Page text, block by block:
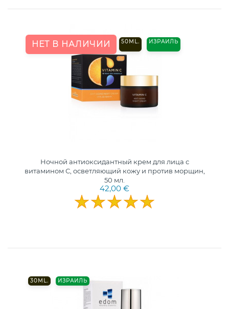
НЕТ В НАЛИЧИИ 50ML. ИЗРАИЛЬ
Ночной антиоксидантный крем для лица с
витамином С, осветляющий кожу и против морщин,
50 мл.
42,00 €
30ML. ИЗРАИЛЬ